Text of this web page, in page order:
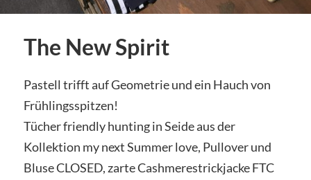
The New Spirit
Pastell trifft auf Geometrie und ein Hauch von
Frühlingsspitzen!
Tücher friendly hunting in Seide aus der
Kollektion my next Summer love, Pullover und
Bluse CLOSED, zarte Cashmerestrickjacke FTC